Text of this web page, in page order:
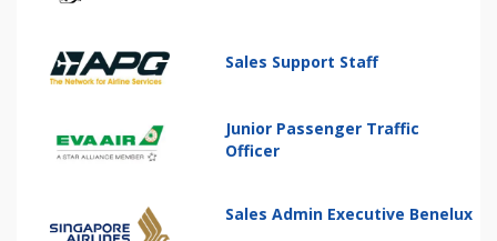
Sales Support Staff
Junior Passenger Traffic
Officer
Sales Admin Executive Benelux